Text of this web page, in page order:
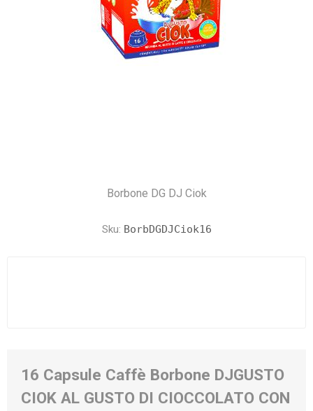
Borbone DG DJ Ciok
Sku: BorbDGDJCiok16
16 Capsule Caffè Borbone DJGUSTO
CIOK AL GUSTO DI CIOCCOLATO CON